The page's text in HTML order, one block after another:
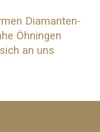
Diamanten-
Öhningen
an uns